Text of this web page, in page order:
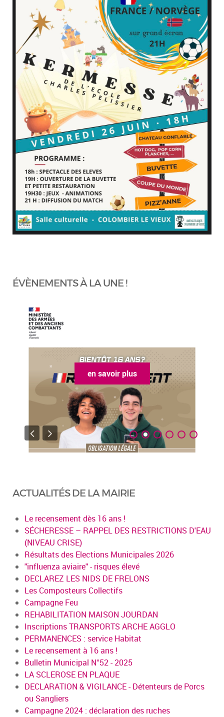
ÉVÈNEMENTS À LA UNE !
en savoir
ACTUALITÉS DE LA MAIRIE
Le recensement dès 16 ans !
SÉCHERESSE – RAPPEL DES RESTRICTIONS D'EAU
(NIVEAU CRISE)
Résultats des Elections Municipales 2026
"influenza aviaire" - risques élevé
DECLAREZ LES NIDS DE FRELONS
Les Composteurs Collectifs
Campagne Feu
REHABILITATION MAISON JOURDAN
Inscriptions TRANSPORTS ARCHE AGGLO
PERMANENCES : service Habitat
Le recensement à 16 ans !
Bulletin Municipal N°52 - 2025
LA SCLEROSE EN PLAQUE
DECLARATION & VIGILANCE - Détenteurs de Porcs
ou Sangliers
Campagne 2024 : déclaration des ruches